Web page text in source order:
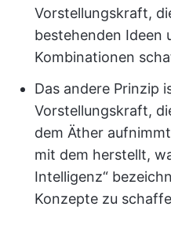
Vorstellungskraft,
bestehenden Ideen
Kombinationen
Das andere Prinzip
Vorstellungskraft,
dem Äther
mit dem herstellt,
Intelligenz“
Konzepte zu